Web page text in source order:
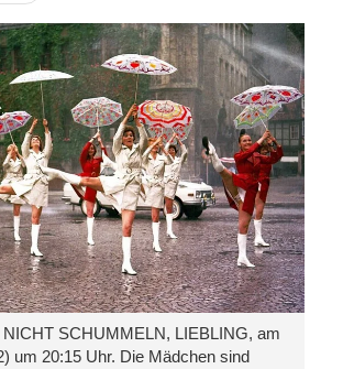
SCHUMMELN, LIEBLING, am
um 20:15 Uhr. Die Mädchen sind